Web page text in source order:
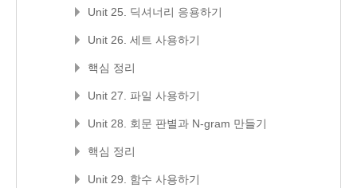
Unit 25. 딕셔너리 응용하기
Unit 26. 세트 사용하기
핵심 정리
Unit 27. 파일 사용하기
Unit 28. 회문 판별과 N-gram 만들기
핵심 정리
Unit 29. 함수 사용하기